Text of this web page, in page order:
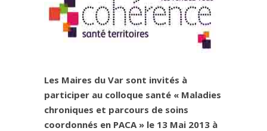
Les Maires du Var sont invités à
participer au colloque santé « Maladies
chroniques et parcours de soins
coordonnés en PACA » le 13 Mai 2013 à